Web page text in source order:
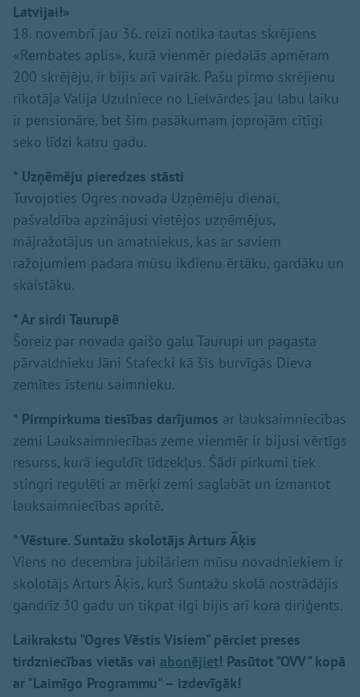
Latvijai!»
18. novembrī jau 36. reizi notika tautas skrējiens
«Rembates aplis», kurā vienmēr piedalās apmēram
200 skrējēju, ir bijis arī vairāk. Pašu pirmo skrējienu
rīkotāja Valija Uzulniece no Lielvārdes jau labu laiku
ir pensionāre, bet šim pasākumam joprojām cītīgi
seko līdzi katru gadu.
* Uzņēmēju pieredzes stāsti
Tuvojoties Ogres novada Uzņēmēju dienai,
pašvaldība apzinājusi vietējos uzņēmējus,
mājražotājus un amatniekus, kas ar saviem
ražojumiem padara mūsu ikdienu ērtāku, gardāku un
skaistāku.
* Ar sirdi Taurupē
Šoreiz par novada gaišo galu Taurupi un pagasta
pārvaldnieku Jāni Stafecki kā šīs burvīgās Dieva
zemītes īstenu saimnieku.
* Pirmpirkuma tiesības darījumos ar lauksaimniecības
zemi Lauksaimniecības zeme vienmēr ir bijusi vērtīgs
resurss, kurā ieguldīt līdzekļus. Šādi pirkumi tiek
stingri regulēti ar mērķi zemi saglabāt un izmantot
lauksaimniecības apritē.
* Vēsture. Suntažu skolotājs Arturs Āķis
Viens no decembra jubilāriem mūsu novadniekiem ir
skolotājs Arturs Āķis, kurš Suntažu skolā nostrādājis
gandrīz 30 gadu un tikpat ilgi bijis arī kora diriģents.
Laikrakstu "Ogres Vēstis Visiem" pērciet preses
tirdzniecības vietās vai abonējiet! Pasūtot "OVV" kopā
ar "Laimīgo Programmu" – izdevīgāk!